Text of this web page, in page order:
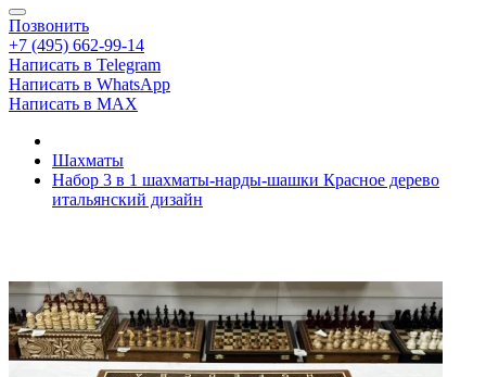
Позвонить
+7 (495) 662-99-14
Написать в Telegram
Написать в WhatsApp
Написать в MAX
Шахматы
Набор 3 в 1 шахматы-нарды-шашки Красное дерево
итальянский дизайн